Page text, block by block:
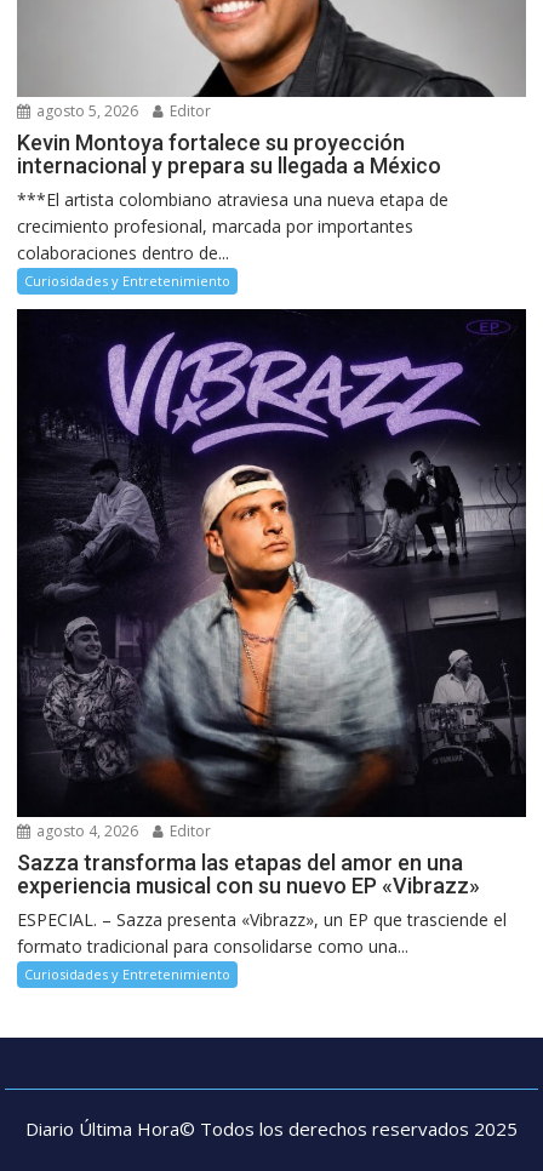
agosto 5, 2026 Editor
Kevin Montoya fortalece su proyección
internacional y prepara su llegada a México
***El artista colombiano atraviesa una nueva etapa de
crecimiento profesional, marcada por importantes
colaboraciones dentro de...
Curiosidades y Entretenimiento
agosto 4, 2026 Editor
Sazza transforma las etapas del amor en una
experiencia musical con su nuevo EP «Vibrazz»
ESPECIAL. – Sazza presenta «Vibrazz», un EP que trasciende el
formato tradicional para consolidarse como una...
Curiosidades y Entretenimiento
Diario Última Hora© Todos los derechos reservados 2025